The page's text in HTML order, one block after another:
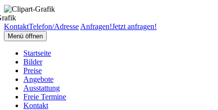
KontaktTelefon/Adresse Anfragen!Jetzt anfragen!
Menü öffnen
Startseite
Bilder
Preise
Angebote
Ausstattung
Freie Termine
Kontakt